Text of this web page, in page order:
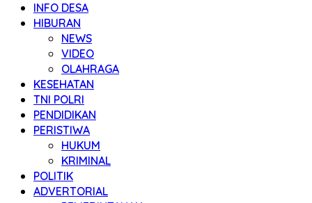
INFO DESA
HIBURAN
NEWS
VIDEO
OLAHRAGA
KESEHATAN
TNI POLRI
PENDIDIKAN
PERISTIWA
HUKUM
KRIMINAL
POLITIK
ADVERTORIAL